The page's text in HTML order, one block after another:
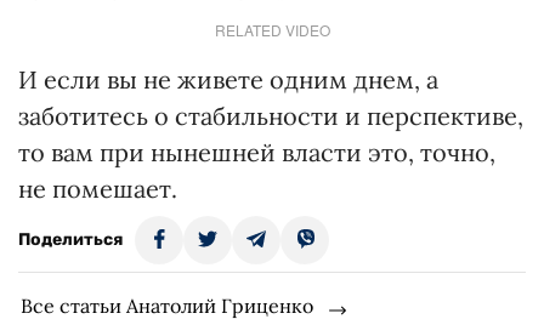
RELATED VIDEO
И если вы не живете одним днем, а
заботитесь о стабильности и перспективе,
то вам при нынешней власти это, точно,
не помешает.
Поделиться
Все статьи Анатолий Гриценко